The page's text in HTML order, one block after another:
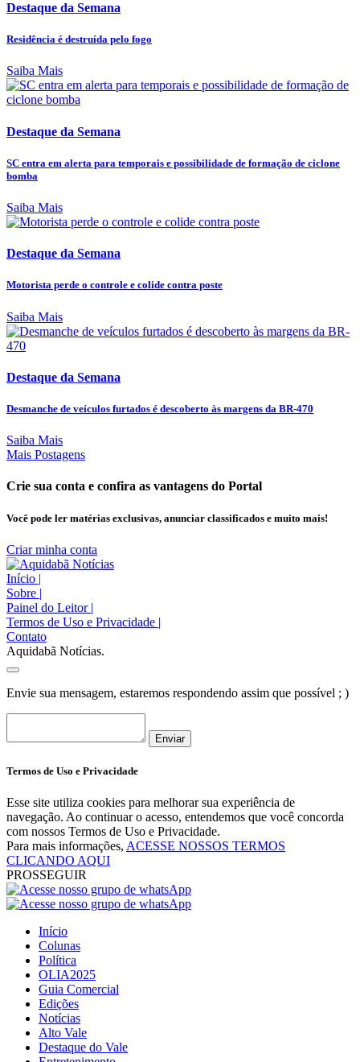
Destaque da Semana
Residência é destruída pelo fogo
Saiba Mais
Destaque da Semana
SC entra em alerta para temporais e possibilidade de formação de ciclone
bomba
Saiba Mais
Destaque da Semana
Motorista perde o controle e colide contra poste
Saiba Mais
Destaque da Semana
Desmanche de veículos furtados é descoberto às margens da BR-470
Saiba Mais
Mais Postagens
Crie sua conta e confira as vantagens do Portal
Você pode ler matérias exclusivas, anunciar classificados e muito mais!
Criar minha conta
Início |
Sobre |
Painel do Leitor |
Termos de Uso e Privacidade |
Contato
Aquidabã Notícias.
Envie sua mensagem, estaremos respondendo assim que possível ; )
Enviar
Termos de Uso e Privacidade
Esse site utiliza cookies para melhorar sua experiência de
navegação. Ao continuar o acesso, entendemos que você concorda
com nossos Termos de Uso e Privacidade.
Para mais informações, ACESSE NOSSOS TERMOS
CLICANDO AQUI
PROSSEGUIR
Início
Colunas
Política
OLIA2025
Guia Comercial
Edições
Notícias
Alto Vale
Destaque do Vale